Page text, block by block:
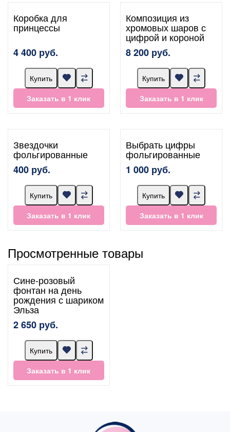
Коробка для
принцессы
4 400 руб.
Купить
Заказать в 1 клик
Композиция из
хромовых шаров с
цифрой и короной
8 200 руб.
Купить
Заказать в 1 клик
Звездочки
фольгированные
400 руб.
Купить
Заказать в 1 клик
Выбрать цифры
фольгированные
1 000 руб.
Купить
Заказать в 1 клик
Просмотренные товары
Сине-розовый
фонтан на день
рождения с шариком
Эльза
2 650 руб.
Купить
Заказать в 1 клик